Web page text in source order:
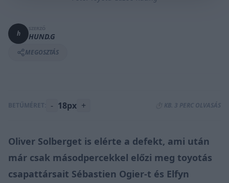
h HUND.G
MEGOSZTÁS
BETŰMÉRET: - 18px + ⏱️ KB. 3 PERC OLVASÁS
Oliver Solberget is elérte a defekt, ami után
már csak másodpercekkel előzi meg toyotás
csapattársait Sébastien Ogier-t és Elfyn